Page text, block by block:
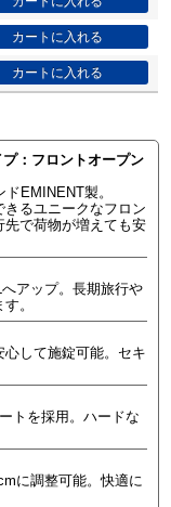
：フロントオープン
EMINENT製。
るユニークなフロン
先で荷物が増えても安
アップ。長期旅行や
。
して施錠可能。セキ
トを採用。ハードな
に調整可能。快適に